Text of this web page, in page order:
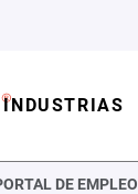
INDUSTRIAS
DE EMPLEO